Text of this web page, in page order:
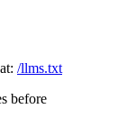
/llms.txt
before